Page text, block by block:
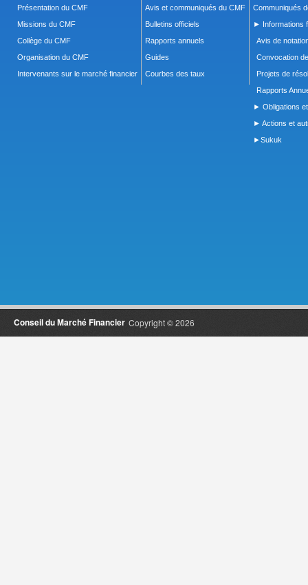
Présentation du CMF
Missions du CMF
Collège du CMF
Organisation du CMF
Intervenants sur le marché financier
Avis et communiqués du CMF
Bulletins officiels
Rapports annuels
Guides
Courbes des taux
Communiqués
► Informations
Avis de
Convocation
Projets de
Rapports
► Obligations
► Actions et
►Sukuk
Copyright © 2026
Conseil du Marché Financier